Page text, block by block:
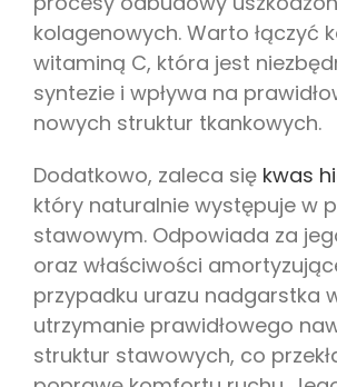
kolagenowych. Warto łączyć
witaminą C, która jest
syntezie i wpływa na
nowych struktur tkankowych.
Dodatkowo, zaleca się kwas
który naturalnie występuje w
stawowym. Odpowiada za
oraz właściwości
przypadku urazu nadgarstka
utrzymanie prawidłowego
struktur stawowych, co